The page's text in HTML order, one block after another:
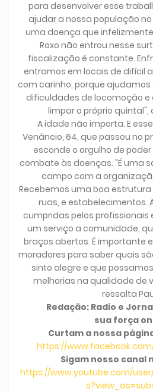
para desenvolver esse
ajudar a nossa população
uma doença que
Roxo não entrou nesse
fiscalização é constante.
entramos em locais de difícil
com carinho, porque
dificuldades de locomoção e
limpar o próprio quintal",
A idade não importa. E
Venâncio, 64, que passou no
esconde o orgulho de
combate às doenças. "É uma
campo com a
Recebemos uma boa
ruas, e estabelecimentos.
cumpridas pelos
um serviço a comunidade,
braços abertos. É importante
moradores para saber quais
sinto alegre e que
melhorias na qualidade de
ressalta
Redação: Radio e
sua força
Curtam a nossa
https://
Sigam nosso canal
https://www.youtube.com/